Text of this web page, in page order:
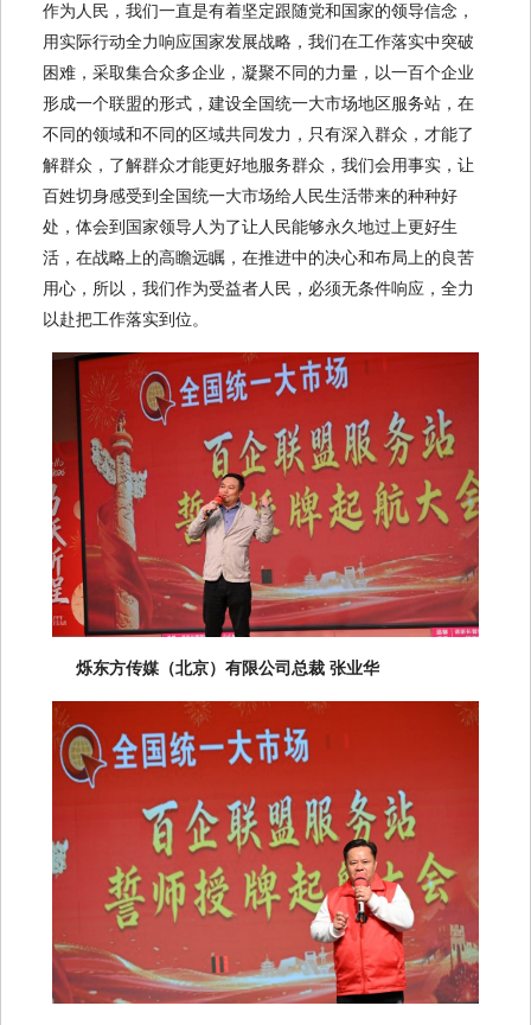
作为人民，我们一直是有着坚定跟随党和国家的领导信念，
用实际行动全力响应国家发展战略，我们在工作落实中突破
困难，采取集合众多企业，凝聚不同的力量，以一百个企业
形成一个联盟的形式，建设全国统一大市场地区服务站，在
不同的领域和不同的区域共同发力，只有深入群众，才能了
解群众，了解群众才能更好地服务群众，我们会用事实，让
百姓切身感受到全国统一大市场给人民生活带来的种种好
处，体会到国家领导人为了让人民能够永久地过上更好生
活，在战略上的高瞻远瞩，在推进中的决心和布局上的良苦
用心，所以，我们作为受益者人民，必须无条件响应，全力
以赴把工作落实到位。
烁东方传媒（北京）有限公司总裁 张业华